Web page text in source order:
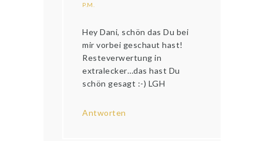
P.M.
Hey Dani, schön das Du bei
mir vorbei geschaut hast!
Resteverwertung in
extralecker…das hast Du
schön gesagt :-) LGH
Antworten